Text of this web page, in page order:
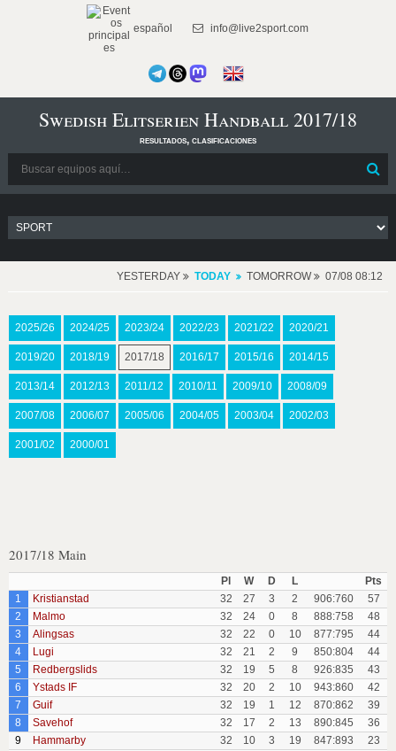
español info@live2sport.com
Swedish Elitserien Handball 2017/18
resultados, clasificaciones
YESTERDAY TODAY TOMORROW 07/08 08:12
2025/26 2024/25 2023/24 2022/23 2021/22 2020/21
2019/20 2018/19 2017/18 2016/17 2015/16 2014/15
2013/14 2012/13 2011/12 2010/11 2009/10 2008/09
2007/08 2006/07 2005/06 2004/05 2003/04 2002/03
2001/02 2000/01
2017/18 Main
Pl W D L
Pts
1
Kristianstad 32 27 3 2 906:760
57
2
Malmo 32 24 0 8 888:758
48
3
Alingsas 32 22 0 10 877:795
44
4
Lugi 32 21 2 9 850:804
44
5
Redbergslids 32 19 5 8 926:835
43
6
Ystads IF 32 20 2 10 943:860
42
7
Guif 32 19 1 12 870:862
39
8
Savehof 32 17 2 13 890:845
36
9
Hammarby 32 10 3 19 847:893
23